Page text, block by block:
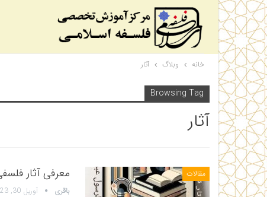
خانه وبلاگ آثار
Browsing Tag
آثار
مقالات معرفی آثار
باقری آوریل 30, 2023